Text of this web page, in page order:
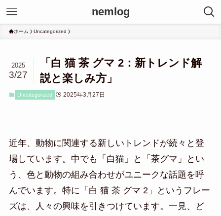
nemlog
ホーム Uncategorized
「白 猫 茶 グマ 2：新トレンド解
説と楽しみ方」
2025
3/27
Uncategorized 2025年3月27日
近年、動物に関連する新しいトレンドが続々と登
場しています。中でも「白猫」と「茶グマ」とい
う、色と動物の組み合わせがユニークな話題を呼
んでいます。特に「白 猫 茶 グマ 2」というフレー
ズは、人々の興味を引きつけています。一見、ど